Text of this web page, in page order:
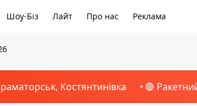
Шоу-Біз Лайт Про нас Реклама
Костянтинівка 🔴